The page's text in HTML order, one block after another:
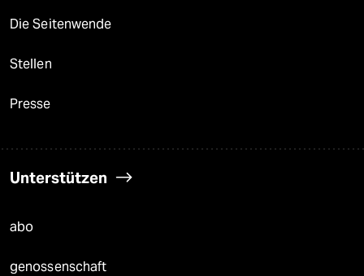
Die Seitenwende
Stellen
Presse
Unterstützen
abo
genossenschaft